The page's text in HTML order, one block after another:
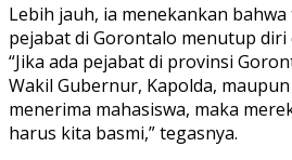
Lebih jauh, ia menekankan
pejabat di Gorontalo menutup diri
“Jika ada pejabat di provinsi
Wakil Gubernur, Kapolda,
menerima mahasiswa, maka
harus kita basmi,” tegasnya.